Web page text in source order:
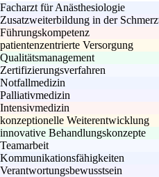
Facharzt für Anästhesiologie
Zusatzweiterbildung in der
Führungskompetenz
patientenzentrierte Versorgung
Qualitätsmanagement
Zertifizierungsverfahren
Notfallmedizin
Palliativmedizin
Intensivmedizin
konzeptionelle Weiterentwicklung
innovative Behandlungskonzepte
Teamarbeit
Kommunikationsfähigkeiten
Verantwortungsbewusstsein